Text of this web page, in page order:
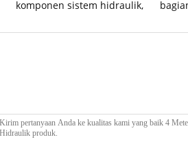
komponen sistem hidraulik,